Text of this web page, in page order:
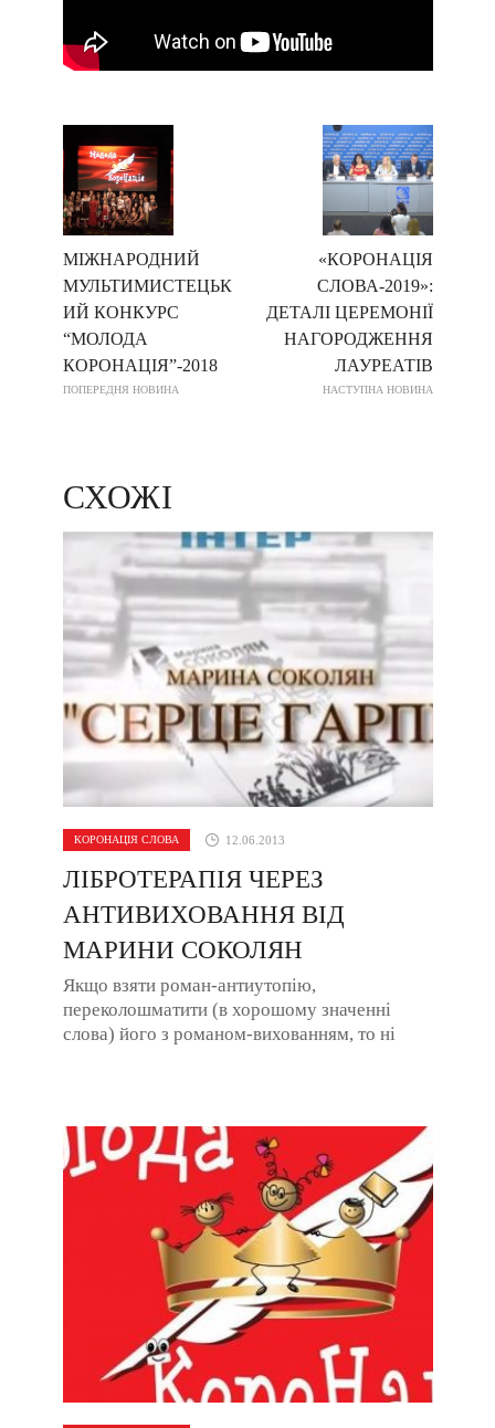
МІЖНАРОДНИЙ
МУЛЬТИМИСТЕЦЬК
ИЙ КОНКУРС
“МОЛОДА
КОРОНАЦІЯ”-2018
ПОПЕРЕДНЯ НОВИНА
«КОРОНАЦІЯ
СЛОВА-2019»:
ДЕТАЛІ ЦЕРЕМОНІЇ
НАГОРОДЖЕННЯ
ЛАУРЕАТІВ
НАСТУПНА НОВИНА
СХОЖІ
КОРОНАЦІЯ СЛОВА 12.06.2013
ЛІБРОТЕРАПІЯ ЧЕРЕЗ
АНТИВИХОВАННЯ ВІД
МАРИНИ СОКОЛЯН
Якщо взяти роман-антиутопію,
переколошматити (в хорошому значенні
слова) його з романом-вихованням, то ні